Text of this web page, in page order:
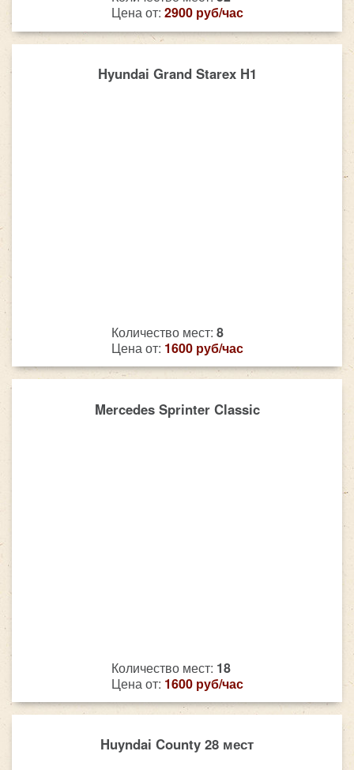
Цена от: 2900 руб/час
Hyundai Grand Starex H1
Количество мест: 8
Цена от: 1600 руб/час
Mercedes Sprinter Classic
Количество мест: 18
Цена от: 1600 руб/час
Huyndai County 28 мест